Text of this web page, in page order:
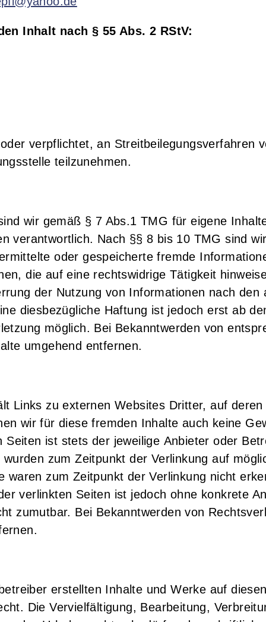
Inhalt nach § 55 Abs. 2 RStV:
verpflichtet, an Streitbeilegungsverfahren
teilzunehmen.
wir gemäß § 7 Abs.1 TMG für eigene
verantwortlich. Nach §§ 8 bis 10 TMG sind
oder gespeicherte fremde
die auf eine rechtswidrige Tätigkeit
der Nutzung von Informationen nach den
diesbezügliche Haftung ist jedoch erst ab
möglich. Bei Bekanntwerden von
umgehend entfernen.
Links zu externen Websites Dritter, auf
wir für diese fremden Inhalte auch keine
Seiten ist stets der jeweilige Anbieter oder
zum Zeitpunkt der Verlinkung auf
waren zum Zeitpunkt der Verlinkung nicht
verlinkten Seiten ist jedoch ohne konkrete
zumutbar. Bei Bekanntwerden von
erstellten Inhalte und Werke auf
Die Vervielfältigung, Bearbeitung,